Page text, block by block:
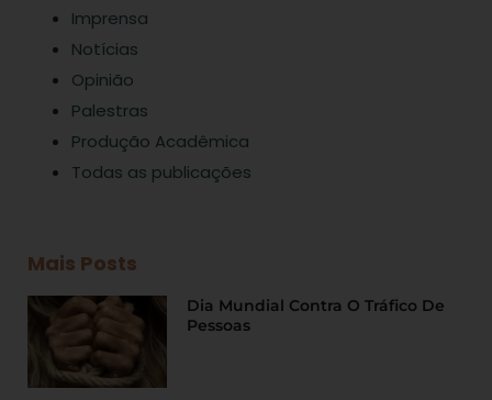
Imprensa
Notícias
Opinião
Palestras
Produção Acadêmica
Todas as publicações
Mais Posts
Dia Mundial Contra O Tráfico De
Pessoas